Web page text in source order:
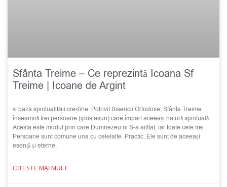
Sfânta Treime – Ce reprezintă Icoana Sf
Treime | Icoane de Argint
și baza spiritualității creștine. Potrivit Bisericii Ortodoxe, Sfânta Treime
înseamnă trei persoane (ipostasuri) care împart aceeași natură spirituală.
Acesta este modul prin care Dumnezeu ni S-a arătat, iar toate cele trei
Persoane sunt comune una cu celelalte. Practic, Ele sunt de aceeași
esență și eterne.
CITEȘTE MAI MULT